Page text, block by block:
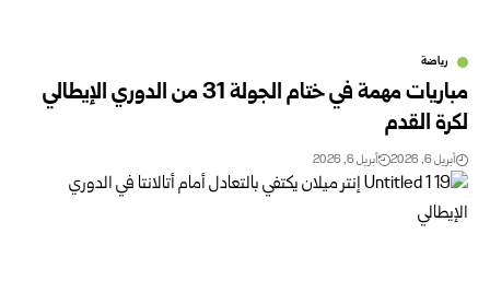
رياضة
مباريات مهمة في ختام الجولة 31 من الدوري الإيطالي
لكرة القدم
أبريل 6, 2026 أبريل 6, 2026